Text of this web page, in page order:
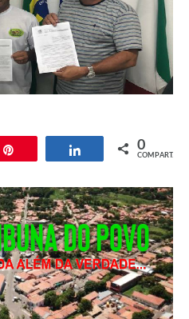
Compartilhar
0
COMPART.